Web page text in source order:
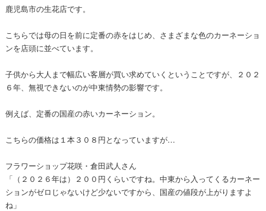
鹿児島市の生花店です。
こちらでは母の日を前に定番の赤をはじめ、さまざまな色のカーネーショ
ンを店頭に並べています。
子供から大人まで幅広い客層が買い求めていくということですが、２０２
６年、無視できないのが中東情勢の影響です。
例えば、定番の国産の赤いカーネーション。
こちらの価格は１本３０８円となっていますが…
フラワーショップ花咲・倉田武人さん
「（２０２６年は）２００円くらいですね。中東から入ってくるカーネー
ションがゼロじゃないけど少ないですから、国産の値段が上がりますよ
ね」